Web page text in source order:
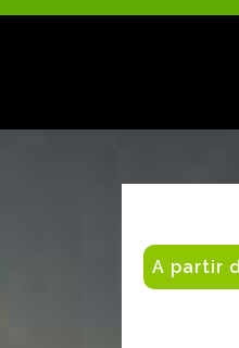
A partir